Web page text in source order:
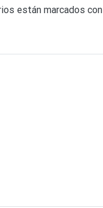
están marcados con